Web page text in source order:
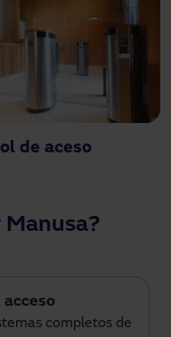
de aceso
acceso
completos de